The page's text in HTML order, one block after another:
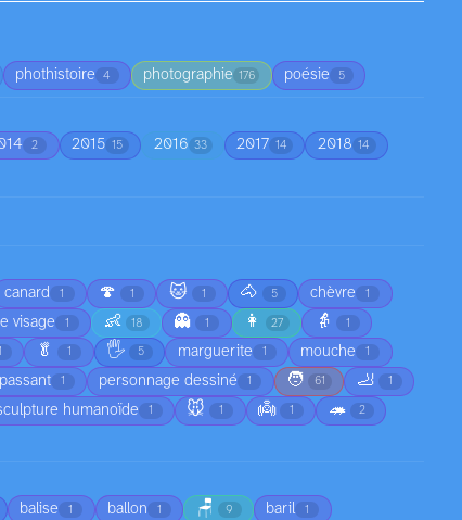
phothistoire 4 photographie 176 poésie 5
2 2015 15 2016 33 2017 14 2018 14
canard 1 🍄 1 🐱 1 🐴 5 chèvre 1
visage 1 👶 18 👻 1 👩 27 👵 1
🥬 1 🖐️ 5 marguerite 1 mouche 1
passant 1 personnage dessiné 1 🧑 61 🦶 1
humanoïde 1 🐭 1 👼 1 🦔 2
balise 1 ballon 1 🪑 9 baril 1